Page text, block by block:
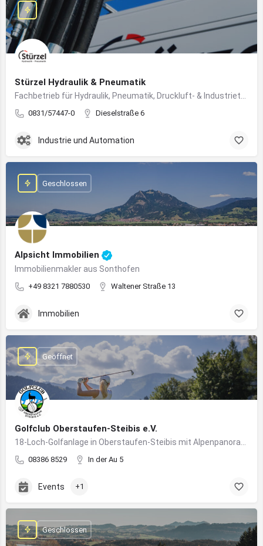
Stürzel Hydraulik & Pneumatik
0831/57447-0 Dieselstraße 6
Industrie und Automation
Alpsicht Immobilien
Immobilienmakler aus Sonthofen
+49 8321 7880530 Waltener Straße 13
Geschlossen
Immobilien
Golfclub Oberstaufen-Steibis e.V.
08386 8529 In der Au 5
Geöffnet
Events +1
Geschlossen